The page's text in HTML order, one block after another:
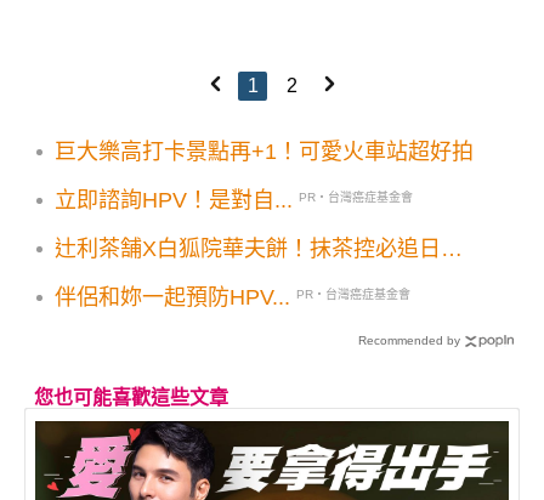
1 2
巨大樂高打卡景點再+1！可愛火車站超好拍
立即諮詢HPV！是對自...
PR・台灣癌症基金會
辻利茶舗X白狐院華夫餅！抹茶控必追日韓
伴侶和妳一起預防HPV...
PR・台灣癌症基金會
Recommended by
您也可能喜歡這些文章